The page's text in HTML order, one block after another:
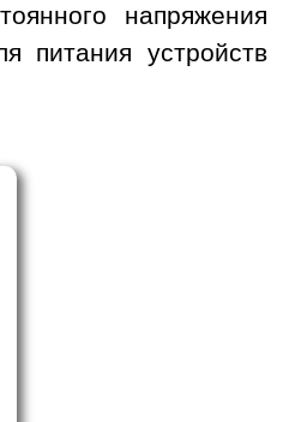
напряжения
питания устройств